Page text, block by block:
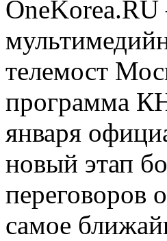
телемост
программа
января
новый этап
переговоров
самое